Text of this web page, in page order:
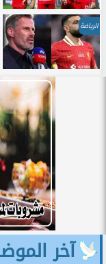
الرياضة
آخر